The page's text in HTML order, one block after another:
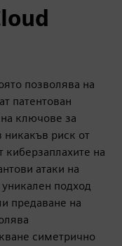
позволява на
патентован
на ключове за
никакъв риск от
на
атаки на
подход
предаване на
симетрично